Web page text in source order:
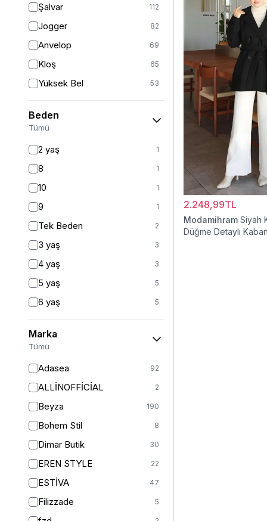
Şalvar 112
Jogger 82
Anvelop 69
Kloş 65
Yüksek Bel 53
Geniş Paça 41
Palazzo 27
Beden
Tümü
2 yaş 1
8 1
10 1
9 1
Tek Beden 2
3 yaş 3
4 yaş 3
5 yaş 5
6 yaş 5
6-7 yaş 1
7 yaş 22
Marka
Tümü
Adasea 92
ALLİNOFFİCİAL 2
Beyza 190
Bohem Stil 8
Dimar Butik 30
EREN STYLE 22
ESTİVA 47
Filizzade 5
2.248,99TL
Modamihram Siyah
Düğme Detaylı Kaban